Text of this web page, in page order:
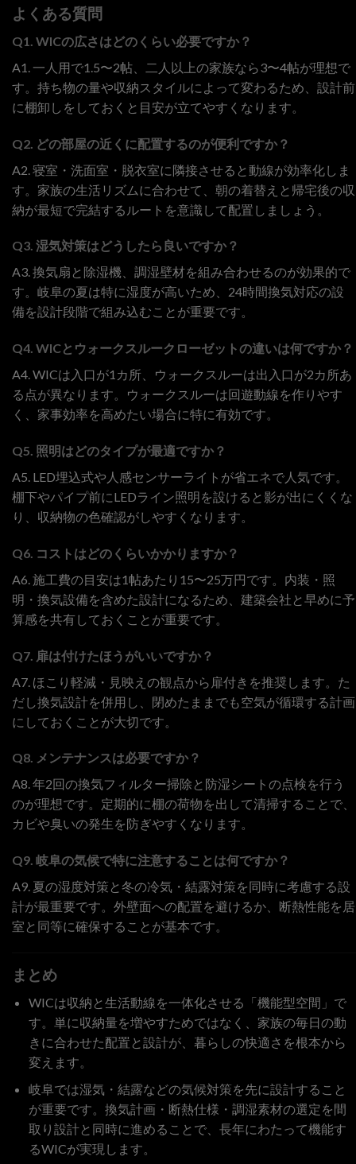
よくある質問
Q1. WICの広さはどのくらい必要ですか？
A1. 一人用で1.5〜2帖、二人以上の家族なら3〜4帖が理想で
す。持ち物の量や収納スタイルによって変わるため、設計前
に棚卸しをしておくと目安が立てやすくなります。
Q2. どの部屋の近くに配置するのが便利ですか？
A2. 寝室・洗面室・脱衣室に隣接させると動線が効率化しま
す。家族の生活リズムに合わせて、朝の着替えと帰宅後の収
納が最短で完結するルートを意識して配置しましょう。
Q3. 湿気対策はどうしたら良いですか？
A3. 換気扇と除湿機、調湿壁材を組み合わせるのが効果的で
す。岐阜の夏は特に湿度が高いため、24時間換気対応の設
備を設計段階で組み込むことが重要です。
Q4. WICとウォークスルークローゼットの違いは何ですか？
A4. WICは入口が1カ所、ウォークスルーは出入口が2カ所あ
る点が異なります。ウォークスルーは回遊動線を作りやす
く、家事効率を高めたい場合に特に有効です。
Q5. 照明はどのタイプが最適ですか？
A5. LED埋込式や人感センサーライトが省エネで人気です。
棚下やパイプ前にLEDライン照明を設けると影が出にくくな
り、収納物の色確認がしやすくなります。
Q6. コストはどのくらいかかりますか？
A6. 施工費の目安は1帖あたり15〜25万円です。内装・照
明・換気設備を含めた設計になるため、建築会社と早めに予
算感を共有しておくことが重要です。
Q7. 扉は付けたほうがいいですか？
A7. ほこり軽減・見映えの観点から扉付きを推奨します。た
だし換気設計を併用し、閉めたままでも空気が循環する計画
にしておくことが大切です。
Q8. メンテナンスは必要ですか？
A8. 年2回の換気フィルター掃除と防湿シートの点検を行う
のが理想です。定期的に棚の荷物を出して清掃することで、
カビや臭いの発生を防ぎやすくなります。
Q9. 岐阜の気候で特に注意することは何ですか？
A9. 夏の湿度対策と冬の冷気・結露対策を同時に考慮する設
計が最重要です。外壁面への配置を避けるか、断熱性能を居
室と同等に確保することが基本です。
まとめ
WICは収納と生活動線を一体化させる「機能型空間」で
す。単に収納量を増やすためではなく、家族の毎日の動
きに合わせた配置と設計が、暮らしの快適さを根本から
変えます。
岐阜では湿気・結露などの気候対策を先に設計すること
が重要です。換気計画・断熱仕様・調湿素材の選定を間
取り設計と同時に進めることで、長年にわたって機能す
るWICが実現します。